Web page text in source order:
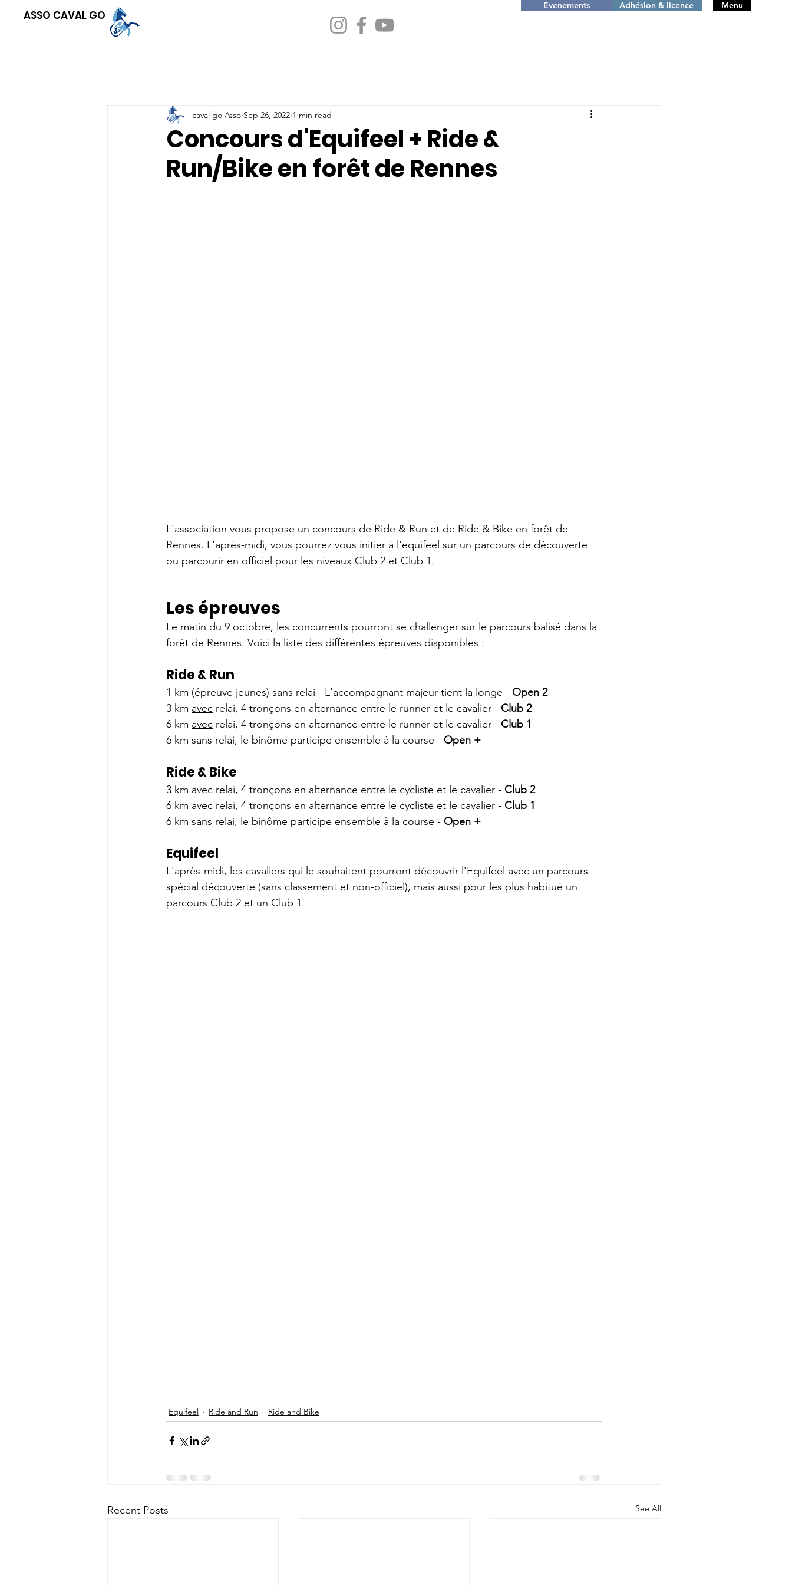
ASSO CAVAL GO
Menu
Adhésion & licence
Evenements
Concours d'Equifeel + Ride &
Run/Bike en forêt de Rennes
caval go Asso Sep 26, 2022 1 min read
L'association vous propose un concours de Ride & Run et de Ride & Bike en forêt de
Rennes. L'après-midi, vous pourrez vous initier à l'equifeel sur un parcours de découverte
ou parcourir en officiel pour les niveaux Club 2 et Club 1.
Les épreuves
Le matin du 9 octobre, les concurrents pourront se challenger sur le parcours balisé dans la
forêt de Rennes. Voici la liste des différentes épreuves disponibles :
Ride & Run
1 km (épreuve jeunes) sans relai - L'accompagnant majeur tient la longe - Open 2
3 km avec relai, 4 tronçons en alternance entre le runner et le cavalier - Club 2
6 km avec relai, 4 tronçons en alternance entre le runner et le cavalier - Club 1
6 km sans relai, le binôme participe ensemble à la course - Open +
Ride & Bike
3 km avec relai, 4 tronçons en alternance entre le cycliste et le cavalier - Club 2
6 km avec relai, 4 tronçons en alternance entre le cycliste et le cavalier - Club 1
6 km sans relai, le binôme participe ensemble à la course - Open +
Equifeel
L'après-midi, les cavaliers qui le souhaitent pourront découvrir l'Equifeel avec un parcours
spécial découverte (sans classement et non-officiel), mais aussi pour les plus habitué un
parcours Club 2 et un Club 1.
Equifeel Ride and Run Ride and Bike
Recent Posts See All